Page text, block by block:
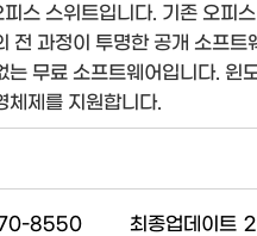
스 스위트입니다. 기존 오피
전 과정이 투명한 공개 소프트
는 무료 소프트웨어입니다. 윈
체제를 지원합니다.
8550 최종업데이트